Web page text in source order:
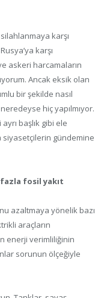
karşı
karşı
askeri harcamaların
Ancak eksik olan
bir şekilde nasıl
hiç yapılmıyor.
başlık gibi ele
siyasetçilerin gündemine
fosil yakıt
azaltmaya yönelik bazı
araçların
enerji verimliliğinin
sorunun ölçeğiyle